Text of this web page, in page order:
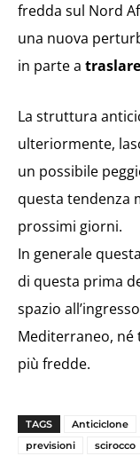
fredda sul Nord
una nuova
in parte a
La struttura
ulteriormente,
un possibile
questa tendenza
prossimi giorni.
In generale
di questa prima
spazio
Mediterraneo, né
più fredde.
TAGS Anticiclone
previsioni
scirocco